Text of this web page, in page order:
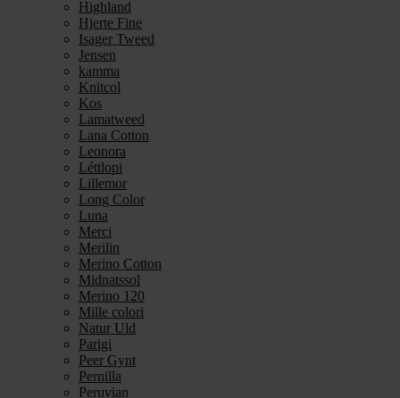
Highland
Hjerte Fine
Isager Tweed
Jensen
kamma
Knitcol
Kos
Lamatweed
Lana Cotton
Leonora
Léttlopi
Lillemor
Long Color
Luna
Merci
Merilin
Merino Cotton
Midnatssol
Merino 120
Mille colori
Natur Uld
Parigi
Peer Gynt
Pernilla
Peruvian